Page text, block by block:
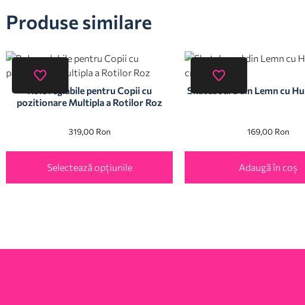
Produse similare
Role reglabile pentru Copii cu
pozitionare Multipla a Rotilor Roz
319,00 Ron
Selectează opțiunile
Skateboard din Lemn cu
169,00 Ron
Adaugă în coș